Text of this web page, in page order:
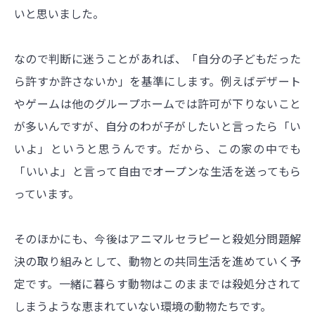
いと思いました。
なので判断に迷うことがあれば、「自分の子どもだった
ら許すか許さないか」を基準にします。例えばデザート
やゲームは他のグループホームでは許可が下りないこと
が多いんですが、自分のわが子がしたいと言ったら「い
いよ」というと思うんです。だから、この家の中でも
「いいよ」と言って自由でオープンな生活を送ってもら
っています。
そのほかにも、今後はアニマルセラピーと殺処分問題解
決の取り組みとして、動物との共同生活を進めていく予
定です。一緒に暮らす動物はこのままでは殺処分されて
しまうような恵まれていない環境の動物たちです。